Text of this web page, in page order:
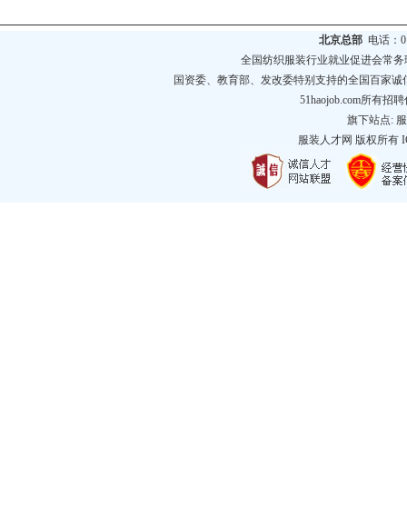
北京总部 电话：
全国纺织服装行业就业促进会常务
国资委、教育部、发改委特别支持的全国百家
51haojob.com所有招
旗下站点:
服装人才网 版权所有